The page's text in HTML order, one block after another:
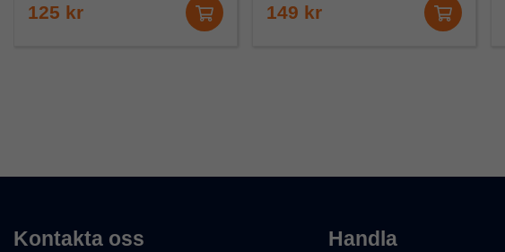
125 kr 149 kr
Kontakta oss Handla